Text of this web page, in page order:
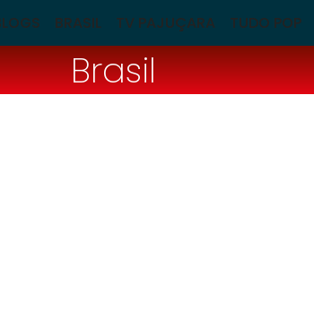
BRASIL TV PAJUÇARA TUDO POP
Brasil